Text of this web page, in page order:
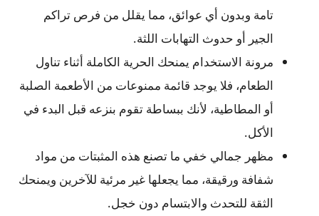
تامة وبدون أي عوائق، مما يقلل من فرص تراكم
الجير أو حدوث التهابات اللثة.
مرونة الاستخدام يمنحك الحرية الكاملة أثناء تناول
الطعام، فلا يوجد قائمة ممنوعات من الأطعمة الصلبة
أو المطاطية، لأنك ببساطة تقوم بنزعه قبل البدء في
الأكل.
مظهر جمالي خفي ما تصنع هذه المثبتات من مواد
شفافة ورقيقة، مما يجعلها غير مرئية للآخرين ويمنحك
الثقة للتحدث والابتسام دون خجل.